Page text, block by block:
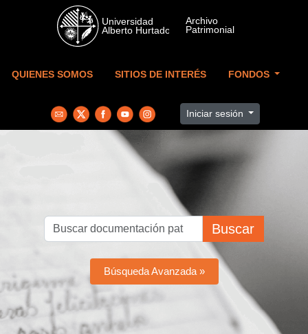
Skip to main content
QUIENES SOMOS SITIOS DE INTERÉS FONDOS
Iniciar sesión
Buscar
Búsqueda Avanzada »